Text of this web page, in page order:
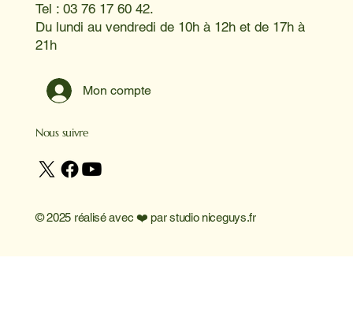
Tel : 03 76 17 60 42.
Du lundi au vendredi de 10h à 12h et de 17h à
21h
Mon compte
Nous suivre
© 2025 réalisé avec ❤️ parstudio niceguys.fr